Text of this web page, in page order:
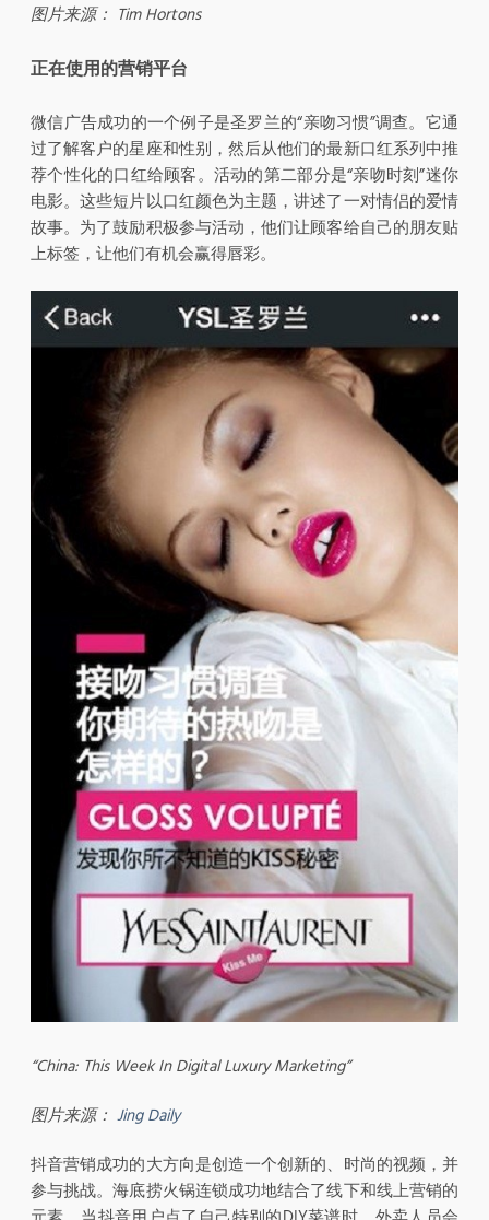
图片来源： Tim Hortons
正在使用的营销平台
微信广告成功的一个例子是圣罗兰的“亲吻习惯”调查。它通
过了解客户的星座和性别，然后从他们的最新口红系列中推
荐个性化的口红给顾客。活动的第二部分是“亲吻时刻”迷你
电影。这些短片以口红颜色为主题，讲述了一对情侣的爱情
故事。为了鼓励积极参与活动，他们让顾客给自己的朋友贴
上标签，让他们有机会赢得唇彩。
“China: This Week In Digital Luxury Marketing”
图片来源： Jing Daily
抖音营销成功的大方向是创造一个创新的、时尚的视频，并
参与挑战。海底捞火锅连锁成功地结合了线下和线上营销的